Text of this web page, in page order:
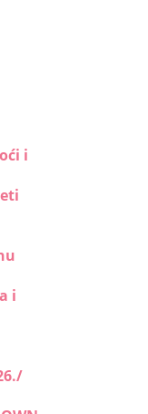
i
i